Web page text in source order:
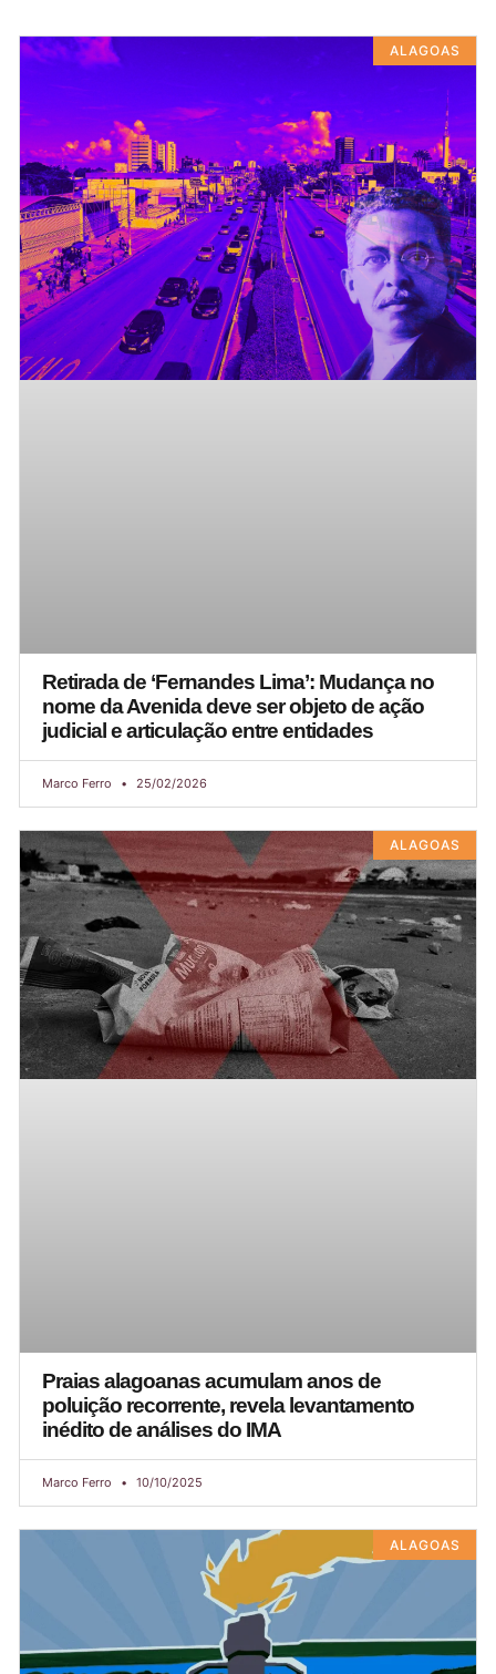
ALAGOAS
Retirada de ‘Fernandes Lima’: Mudança no
nome da Avenida deve ser objeto de ação
judicial e articulação entre entidades
Marco Ferro 25/02/2026
ALAGOAS
Praias alagoanas acumulam anos de
poluição recorrente, revela levantamento
inédito de análises do IMA
Marco Ferro 10/10/2025
ALAGOAS